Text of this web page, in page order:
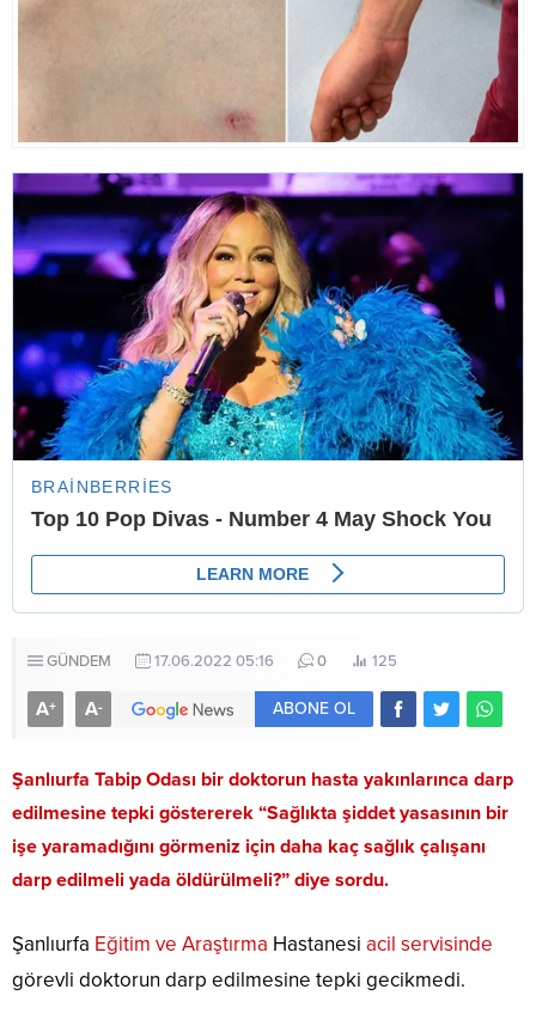
GÜNDEM 17.06.2022 05:16 0 125
A+ A- ABONE OL
Şanlıurfa Tabip Odası bir doktorun hasta yakınlarınca darp
edilmesine tepki göstererek “Sağlıkta şiddet yasasının bir
işe yaramadığını görmeniz için daha kaç sağlık çalışanı
darp edilmeli yada öldürülmeli?” diye sordu.
Şanlıurfa Eğitim ve Araştırma Hastanesi acil servisinde
görevli doktorun darp edilmesine tepki gecikmedi.